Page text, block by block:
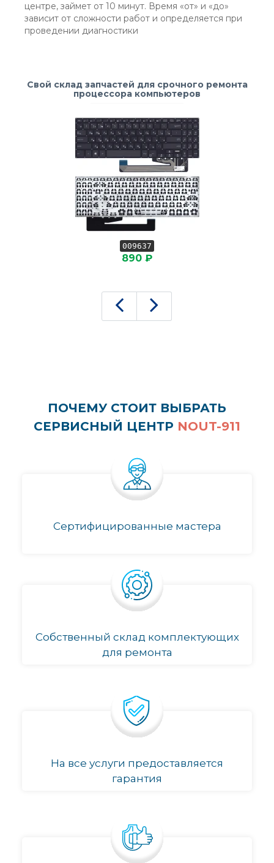
центре, займет от 10 минут. Время «от» и «до»
зависит от сложности работ и определяется при
проведении диагностики
Свой склад запчастей для срочного ремонта
процессора компьютеров
009637
890 ₽
ПОЧЕМУ СТОИТ ВЫБРАТЬ
СЕРВИСНЫЙ ЦЕНТР NOUT-911
Сертифицированные мастера
Собственный склад комплектующих
для ремонта
На все услуги предоставляется
гарантия